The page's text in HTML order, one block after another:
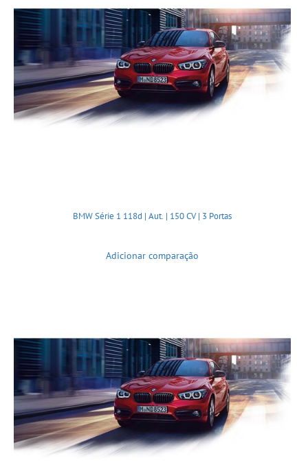
BMW Série 1 118d | Aut. | 150 CV | 3 Portas
Adicionar comparação